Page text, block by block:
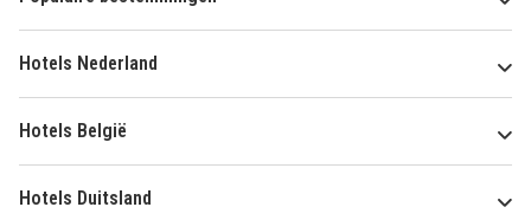
Hotels Nederland
Hotels België
Hotels Duitsland